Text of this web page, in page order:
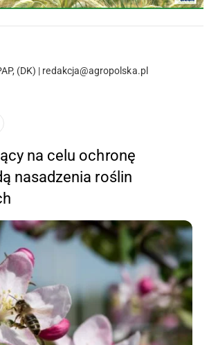
(DK) | redakcja@agropolska.pl
na celu ochronę
nasadzenia roślin